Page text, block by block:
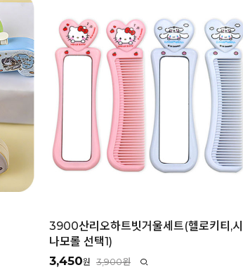
3900산리오하트빗거울세트(헬로키티,시
나모롤 선택1)
3,450원 3,900원